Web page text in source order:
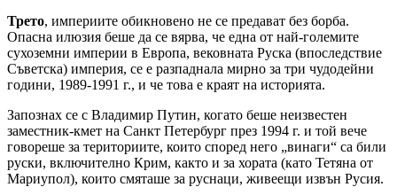
Трето, империите обикновено не се предават без борба.
Опасна илюзия беше да се вярва, че една от най-големите
сухоземни империи в Европа, вековната Руска (впоследствие
Съветска) империя, се е разпаднала мирно за три чудодейни
години, 1989-1991 г., и че това е краят на историята.
Запознах се с Владимир Путин, когато беше неизвестен
заместник-кмет на Санкт Петербург през 1994 г. и той вече
говореше за териториите, които според него „винаги“ са били
руски, включително Крим, както и за хората (като Тетяна от
Мариупол), които смяташе за руснаци, живеещи извън Русия.